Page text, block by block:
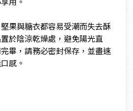
果與糖衣都容易受潮而失去酥
於陰涼乾燥處，避免陽光直
畢，請務必密封保存，並盡速
感。